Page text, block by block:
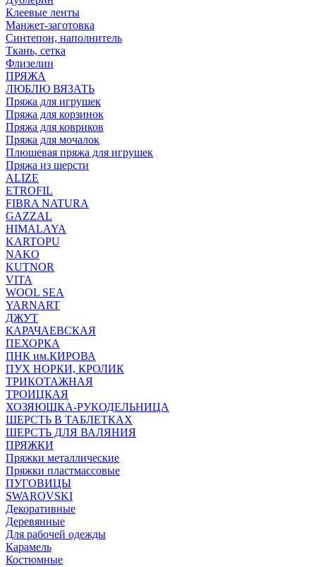
Клеевые ленты
Манжет-заготовка
Синтепон, наполнитель
Ткань, сетка
Флизелин
ПРЯЖА
ЛЮБЛЮ ВЯЗАТЬ
Пряжа для игрушек
Пряжа для корзинок
Пряжа для ковриков
Пряжа для мочалок
Плюшевая пряжа для игрушек
Пряжа из шерсти
ALIZE
ETROFIL
FIBRA NATURA
GAZZAL
HIMALAYA
KARTOPU
NAKO
KUTNOR
VITA
WOOL SEA
YARNART
ДЖУТ
КАРАЧАЕВСКАЯ
ПЕХОРКА
ПНК им.КИРОВА
ПУХ НОРКИ, КРОЛИК
ТРИКОТАЖНАЯ
ТРОИЦКАЯ
ХОЗЯЮШКА-РУКОДЕЛЬНИЦА
ШЕРСТЬ В ТАБЛЕТКАХ
ШЕРСТЬ ДЛЯ ВАЛЯНИЯ
ПРЯЖКИ
Пряжки металлические
Пряжки пластмассовые
ПУГОВИЦЫ
SWAROVSKI
Декоративные
Деревянные
Для рабочей одежды
Карамель
Костюмные